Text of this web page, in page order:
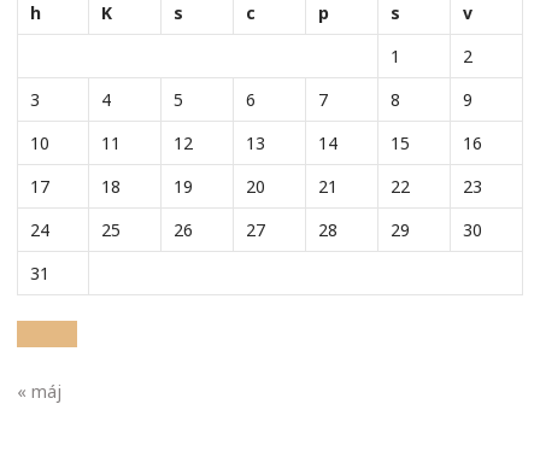
h
K s c p s
v
1
2
3
4 5 6 7 8
9
10
11 12 13 14 15
16
17
18 19 20 21 22
23
24
25 26 27 28 29
30
31
« máj